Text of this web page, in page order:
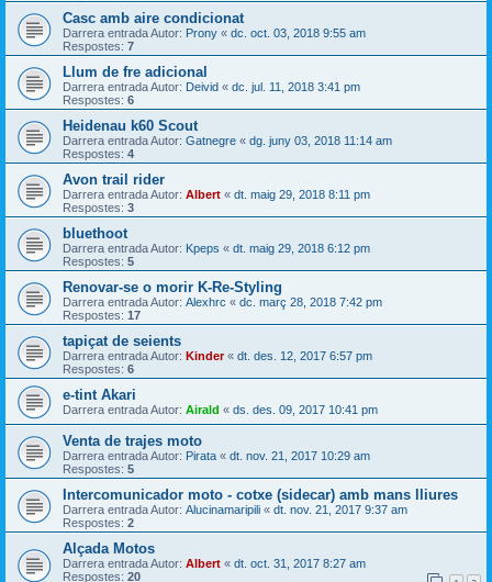
Casc amb aire condicionat
Darrera entrada Autor: Prony « dc. oct. 03, 2018 9:55 am
Respostes: 7
Llum de fre adicional
Darrera entrada Autor: Deivid « dc. jul. 11, 2018 3:41 pm
Respostes: 6
Heidenau k60 Scout
Darrera entrada Autor: Gatnegre « dg. juny 03, 2018 11:14 am
Respostes: 4
Avon trail rider
Darrera entrada Autor: Albert « dt. maig 29, 2018 8:11 pm
Respostes: 3
bluethoot
Darrera entrada Autor: Kpeps « dt. maig 29, 2018 6:12 pm
Respostes: 5
Renovar-se o morir K-Re-Styling
Darrera entrada Autor: Alexhrc « dc. març 28, 2018 7:42 pm
Respostes: 17
tapiçat de seients
Darrera entrada Autor: Kinder« dt. des. 12, 2017 6:57 pm
Respostes: 6
e-tint Akari
Darrera entrada Autor: Airald « ds. des. 09, 2017 10:41 pm
Venta de trajes moto
Darrera entrada Autor: Pirata « dt. nov. 21, 2017 10:29 am
Respostes: 5
Intercomunicador moto - cotxe (sidecar) amb mans lliures
Darrera entrada Autor: Alucinamaripili « dt. nov. 21, 2017 9:37 am
Respostes: 2
Alçada Motos
Darrera entrada Autor: Albert « dt. oct. 31, 2017 8:27 am
Respostes: 20